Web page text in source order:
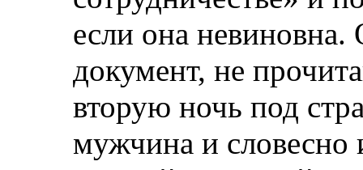
если она невиновна.
документ, не
вторую ночь под
мужчина и словесно